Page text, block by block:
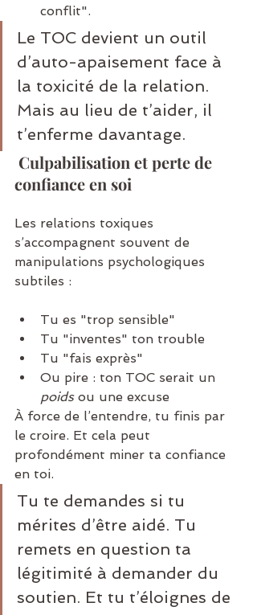
conflit".
Le TOC devient un outil
d’auto-apaisement face à
la toxicité de la relation.
Mais au lieu de t’aider, il
t’enferme davantage.
Culpabilisation et perte de
confiance en soi
Les relations toxiques
s’accompagnent souvent de
manipulations psychologiques
subtiles :
Tu es "trop sensible"
Tu "inventes" ton trouble
Tu "fais exprès"
Ou pire : ton TOC serait un
poids ou une excuse
À force de l’entendre, tu finis par
le croire. Et cela peut
profondément miner ta confiance
en toi.
Tu te demandes si tu
mérites d’être aidé. Tu
remets en question ta
légitimité à demander du
soutien. Et tu t’éloignes de